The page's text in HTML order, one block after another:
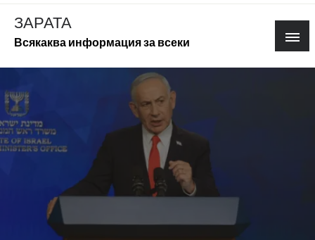
Skip
content
ЗАРАТА
Всякаква информация за всеки